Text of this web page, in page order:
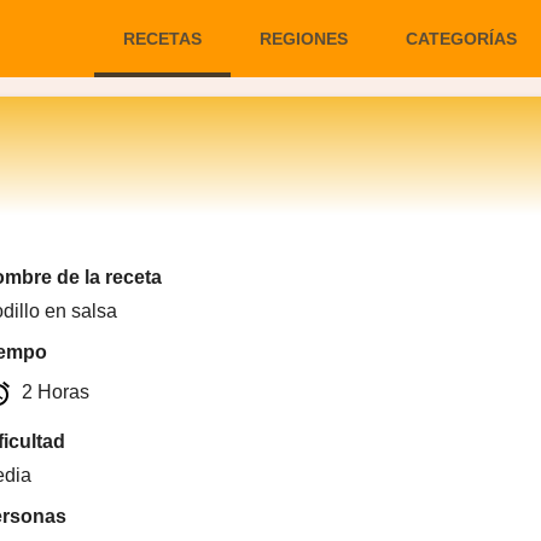
RECETAS REGIONES CATEGORÍAS
de la receta
en salsa
2 Horas